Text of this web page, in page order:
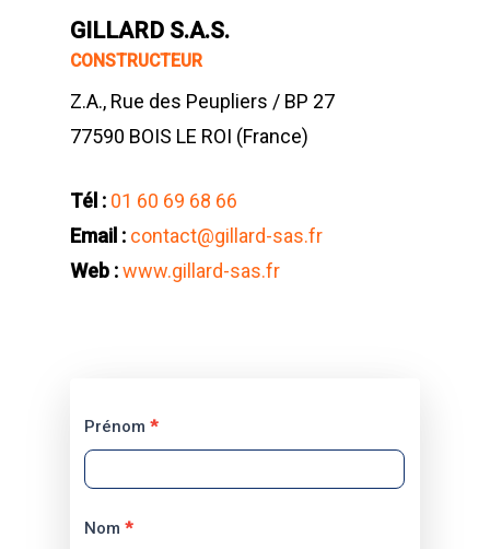
GILLARD S.A.S.
CONSTRUCTEUR
Z.A., Rue des Peupliers / BP 27
77590 BOIS LE ROI (France)
Tél : 01 60 69 68 66
Email : contact@gillard-sas.fr
Web :www.gillard-sas.fr
Contacter
Gillard
SAS
Prénom*
Nom*